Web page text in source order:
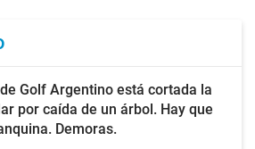
Golf Argentino está cortada la
por caída de un árbol. Hay que
Demoras.